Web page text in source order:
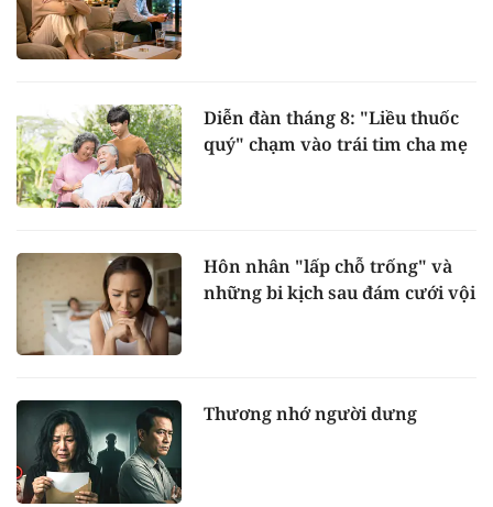
Diễn đàn tháng 8: "Liều thuốc
quý" chạm vào trái tim cha mẹ
Hôn nhân "lấp chỗ trống" và
những bi kịch sau đám cưới vội
Thương nhớ người dưng